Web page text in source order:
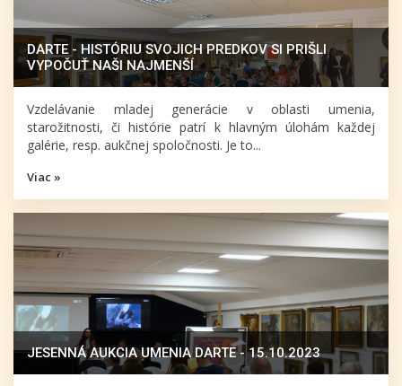
DARTE - HISTÓRIU SVOJICH PREDKOV SI PRIŠLI
VYPOČUŤ NAŠI NAJMENŠÍ
Vzdelávanie mladej generácie v oblasti umenia,
starožitnosti, či histórie patrí k hlavným úlohám každej
galérie, resp. aukčnej spoločnosti. Je to...
Viac »
JESENNÁ AUKCIA UMENIA DARTE - 15.10.2023